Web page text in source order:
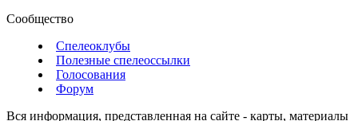
Сообщество
Спелеоклубы
Полезные спелеоссылки
Голосования
Форум
Вся информация, представленная на сайте - карты, материалы